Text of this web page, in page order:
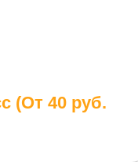
(От 40 руб.